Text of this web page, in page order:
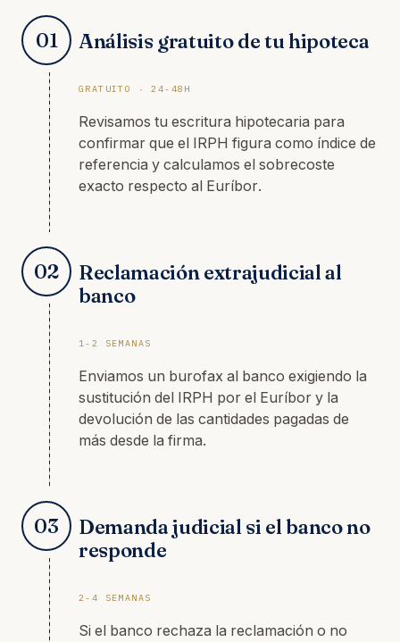
01 Análisis gratuito de tu hipoteca
GRATUITO · 24-48H
Revisamos tu escritura hipotecaria para
confirmar que el IRPH figura como índice de
referencia y calculamos el sobrecoste
exacto respecto al Euríbor.
02
Reclamación extrajudicial al
banco
1-2 SEMANAS
Enviamos un burofax al banco exigiendo la
sustitución del IRPH por el Euríbor y la
devolución de las cantidades pagadas de
más desde la firma.
03
Demanda judicial si el banco no
responde
2-4 SEMANAS
Si el banco rechaza la reclamación o no